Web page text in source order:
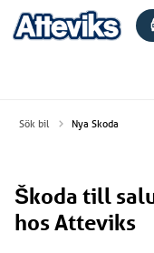
Sök bil Nya Skoda
Škoda till
hos Atteviks